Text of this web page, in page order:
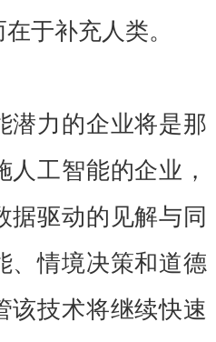
于补充人类。
潜力的企业将是那
工智能的企业，
据驱动的见解与同
、情境决策和道德
该技术将继续快速